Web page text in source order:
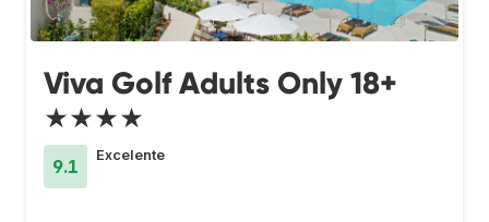
Viva Golf Adults Only 18+
★★★★
9.1
Excelente